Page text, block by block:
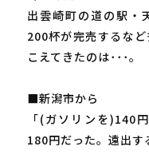
出雲崎町の道の駅・
200杯が完売するな
こえてきたのは･･･。
■新潟市から
「(ガソリンを)140
180円だった。遠出す